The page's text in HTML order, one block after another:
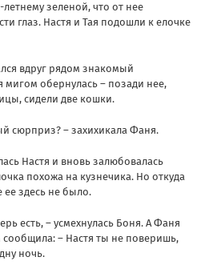
зеленой, что от нее
глаз. Настя и Тая подошли к елочке
вдруг рядом знакомый
мигом обернулась – позади нее,
сидели две кошки.
сюрприз? – захихикала Фаня.
Настя и вновь залюбовалась
похожа на кузнечика. Но откуда
ее здесь не было.
есть, – усмехнулась Боня. А Фаня
– Настя ты не поверишь,
ночь.